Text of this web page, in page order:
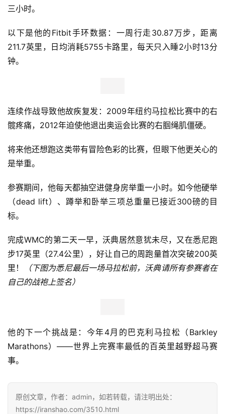
三小时。
以下是他的Fitbit手环数据：一周行走30.87万步，距离
211.7英里，日均消耗5755卡路里，每天只入睡2小时13分
钟。
连续作战导致他故疾复发：2009年纽约马拉松比赛中的右
髋疼痛，2012年迫使他退出奥运会比赛的右腘绳肌僵硬。
将来他还想跑这类带有冒险色彩的比赛，但眼下他更关心的
是举重。
参赛期间，他每天都抽空进健身房举重一小时。如今他硬举
（dead lift）、蹲举和卧举三项总重量已接近300磅的目
标。
完成WMC的第二天一早，沃典居然意犹未尽，又在悉尼跑
步17英里（27.4公里），好让自己的周跑量首次突破200英
里！
（下图为悉尼最后一场马拉松前，沃典请所有参赛者在
自己的战袍上签名）
他的下一个挑战是：今年4月的巴克利马拉松（Barkley
Marathons）——世界上完赛率最低的百英里越野超马赛
事。
原创文章，作者：admin，如若转载，请注明出处：
https://iranshao.com/3510.html